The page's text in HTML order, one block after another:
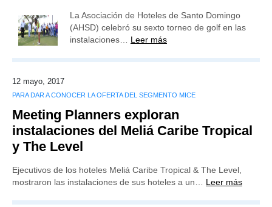
La Asociación de Hoteles de Santo Domingo
(AHSD) celebró su sexto torneo de golf en las
instalaciones… Leer más
12 mayo, 2017
PARA DAR A CONOCER LA OFERTA DEL SEGMENTO MICE
Meeting Planners exploran
instalaciones del Meliá Caribe Tropical
y The Level
Ejecutivos de los hoteles Meliá Caribe Tropical & The Level,
mostraron las instalaciones de sus hoteles a un… Leer más